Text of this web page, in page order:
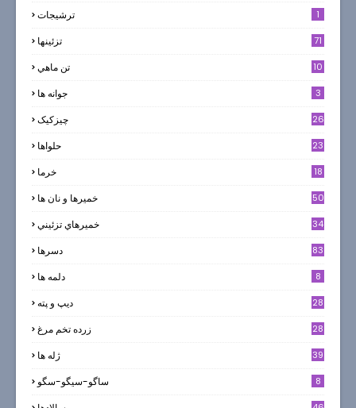
ترشيجات 1
تزئینها 71
تن ماهي 10
جوانه ها 3
چیزکیک 26
حلواها 23
خرما 18
خميرها و نان ها 50
خميرهاي تزئيني 34
دسرها 83
دلمه ها 8
ديپ و پته 28
زرده تخم مرغ 28
ژله ها 39
ساگو-سیگو-سگو 8